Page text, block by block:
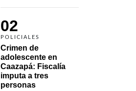
02
POLICIALES
Crimen de
adolescente en
Caazapá: Fiscalía
imputa a tres
personas